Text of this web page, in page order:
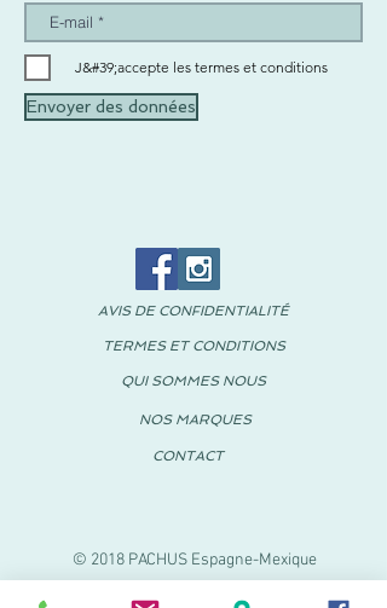
J&#39;accepte les termes et conditions
Envoyer des données
© 2018 PACHUS Espagne-Mexique
AVIS DE CONFIDENTIALITÉ
TERMES ET CONDITIONS
QUI SOMMES NOUS
NOS MARQUES
CONTACT
PACHUS VINARÒS